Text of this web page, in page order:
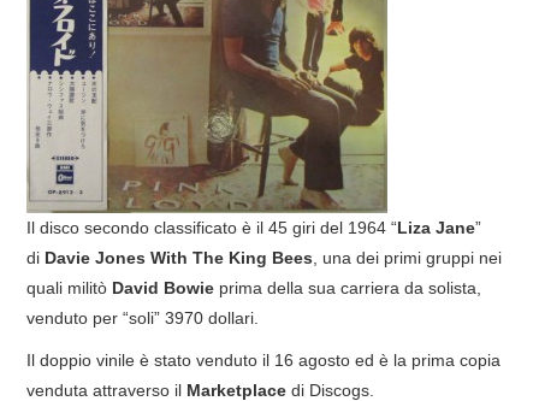
LINKS
CONTATTI
RELICS – SFALCI E RAMAGLIE
PINKFLOYDIANE
POLICY/COOKIES
Il disco secondo classificato è il 45 giri del 1964 “Liza Jane”
di Davie Jones With The King Bees , una dei primi gruppi nei
quali militò David Bowie prima della sua carriera da solista,
venduto per “soli” 3970 dollari.
Il doppio vinile è stato venduto il 16 agosto ed è la prima copia
venduta attraverso il Marketplace di Discogs.